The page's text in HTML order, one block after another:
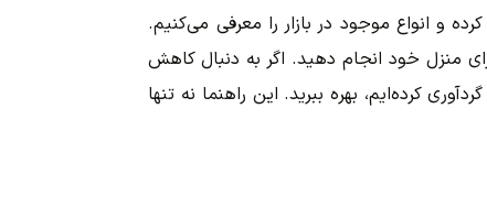
و انواع موجود در بازار را معرفی می‌کنیم.
منزل خود انجام دهید. اگر به دنبال کاهش
کرده‌ایم، بهره ببرید. این راهنما نه تنها